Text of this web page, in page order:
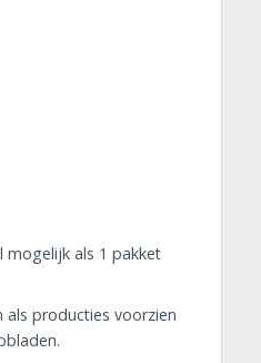
mogelijk als 1 pakket
als producties voorzien